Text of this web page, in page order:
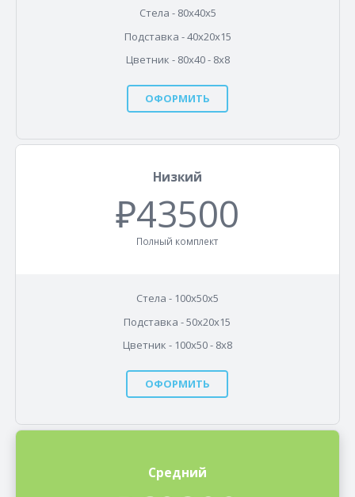
Стела - 80х40х5
Подставка - 40х20х15
Цветник - 80х40 - 8x8
ОФОРМИТЬ
Низкий
₽43500
Полный комплект
Стела - 100х50х5
Подставка - 50х20х15
Цветник - 100х50 - 8x8
ОФОРМИТЬ
Средний